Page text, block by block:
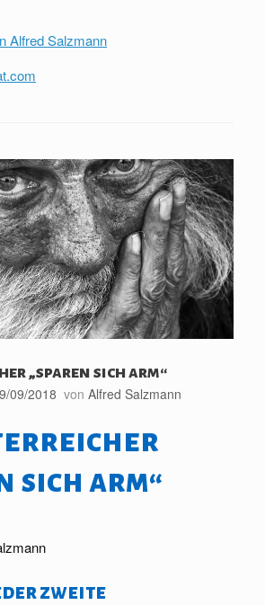
Alfred Salzmann
„sparen sich arm“
09/2018 von Alfred Salzmann
sich arm“
zweite